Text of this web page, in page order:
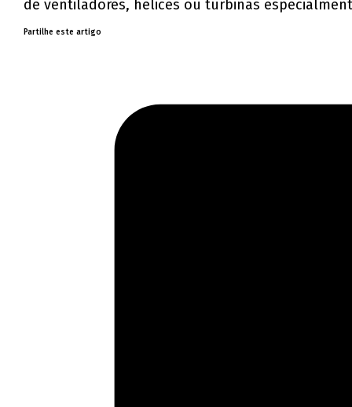
de ventiladores, hélices ou turbinas
Partilhe este artigo